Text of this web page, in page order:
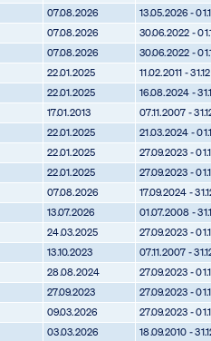
07.08.2026
13.05.2026 -
07.08.2026
30.06.2022 -
07.08.2026
30.06.2022 -
22.01.2025
11.02.2011 -
22.01.2025
16.08.2024 -
17.01.2013
07.11.2007 -
22.01.2025
21.03.2024 -
22.01.2025
27.09.2023 -
22.01.2025
27.09.2023 -
07.08.2026
17.09.2024 -
13.07.2026
01.07.2008 -
24.03.2025
27.09.2023 -
13.10.2023
07.11.2007 -
28.08.2024
27.09.2023 -
27.09.2023
27.09.2023 -
09.03.2026
27.09.2023 -
03.03.2026
18.09.2010 -